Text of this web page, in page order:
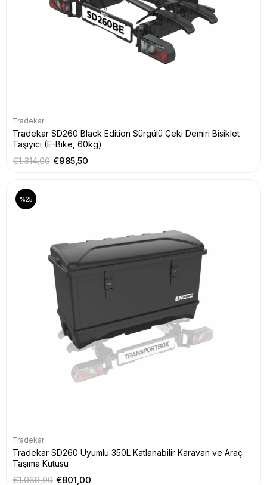
Tradekar
Tradekar SD260 Black Edition Sürgülü Çeki Demiri Bisiklet
Taşıyıcı (E-Bike, 60kg)
€985,50
€1.314,00
Tradekar
Tradekar SD260 Uyumlu 350L Katlanabilir Karavan ve Araç
Taşıma Kutusu
€801,00
€1.068,00
%25